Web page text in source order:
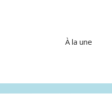
À la une